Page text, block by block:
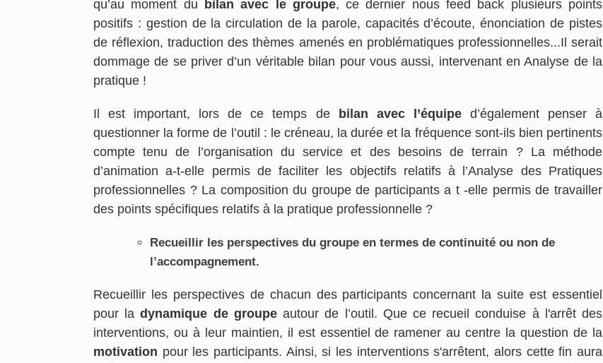
qu’au moment du
bilan avec le groupe, ce dernier nous feed back plusieurs points
positifs : gestion de la circulation de la parole, capacités d’écoute, énonciation de pistes
de réflexion, traduction des thèmes amenés en problématiques professionnelles...Il serait
dommage de se priver d’un véritable bilan pour vous aussi, intervenant en Analyse de la
pratique !
Il est important, lors de ce temps de bilan avec l’équiped’également penser à
questionner la forme de l’outil : le créneau, la durée et la fréquence sont-ils bien pertinents
compte tenu de l’organisation du service et des besoins de terrain ? La méthode
d’animation a-t-elle permis de faciliter les objectifs relatifs à l’Analyse des Pratiques
professionnelles ? La composition du groupe de participants a t -elle permis de travailler
des points spécifiques relatifs à la pratique professionnelle ?
Recueillir les perspectives du groupe en termes de continuité ou non de
l’accompagnement.
Recueillir les perspectives de chacun des participants concernant la suite est essentiel
pour ladynamique de groupeautour de l’outil. Que ce recueil conduise à l'arrêt des
interventions, ou à leur maintien, il est essentiel de ramener au centre la question de la
motivation pour les participants. Ainsi, si les interventions s'arrêtent, alors cette fin aura